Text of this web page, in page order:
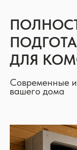
ДЛЯ
Современные
вашего дома